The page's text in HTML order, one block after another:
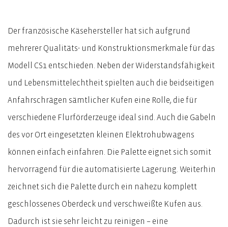
Der französische Käsehersteller hat sich aufgrund
mehrerer Qualitäts- und Konstruktionsmerkmale für das
Modell CS1 entschieden. Neben der Widerstandsfähigkeit
und Lebensmittelechtheit spielten auch die beidseitigen
Anfahrschrägen sämtlicher Kufen eine Rolle, die für
verschiedene Flurförderzeuge ideal sind. Auch die Gabeln
des vor Ort eingesetzten kleinen Elektrohubwagens
können einfach einfahren. Die Palette eignet sich somit
hervorragend für die automatisierte Lagerung. Weiterhin
zeichnet sich die Palette durch ein nahezu komplett
geschlossenes Oberdeck und verschweißte Kufen aus.
Dadurch ist sie sehr leicht zu reinigen – eine